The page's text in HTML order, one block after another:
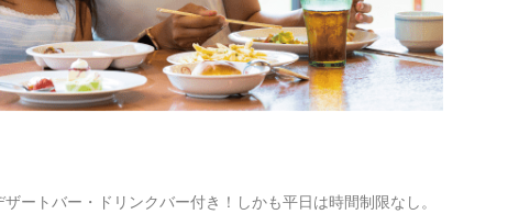
ートバー・ドリンクバー付き！しかも平日は時間制限なし。